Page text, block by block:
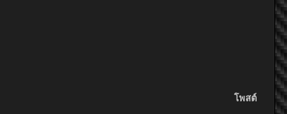
โพสต์